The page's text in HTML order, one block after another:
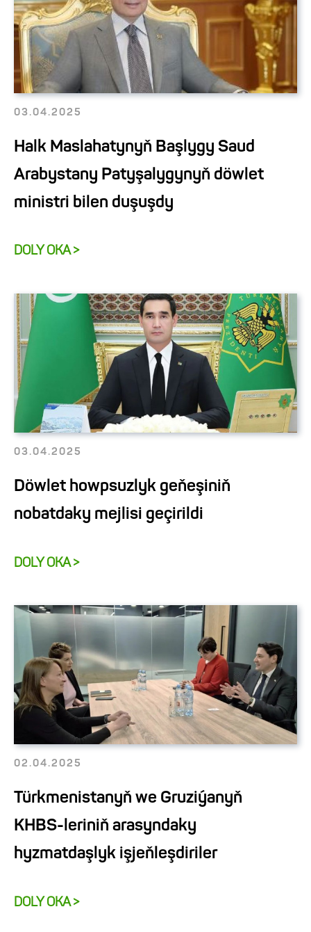
03.04.2025
Halk Maslahatynyň Başlygy Saud
Arabystany Patyşalygynyň döwlet
ministri bilen duşuşdy
DOLY OKA >
03.04.2025
Döwlet howpsuzlyk geňeşiniň
nobatdaky mejlisi geçirildi
DOLY OKA >
02.04.2025
Türkmenistanyň we Gruziýanyň
KHBS-leriniň arasyndaky
hyzmatdaşlyk işjeňleşdiriler
DOLY OKA >